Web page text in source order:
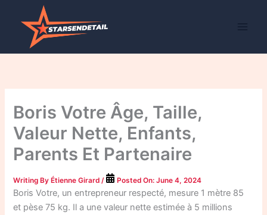
Boris Votre Âge, Taille,
Valeur Nette, Enfants,
Parents Et Partenaire
Writing ByÉtienne Girard / Posted On:June 4, 2024
Boris Votre, un entrepreneur respecté, mesure 1 mètre 85
et pèse 75 kg. Il a une valeur nette estimée à 5 millions